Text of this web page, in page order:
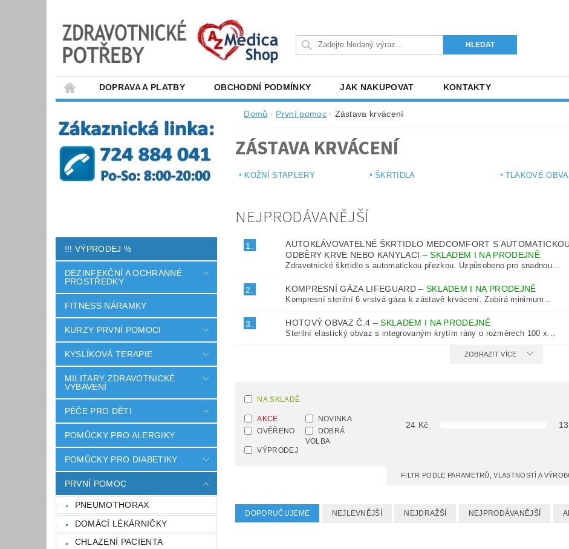
DOPRAVA A PLATBY OBCHODNÍ PODMÍNKY JAK NAKUPOVAT KONTAKTY
!!! VÝPRODEJ %
DEZINFEKČNÍ A OCHRANNÉ
PROSTŘEDKY
FITNESS NÁRAMKY
KURZY PRVNÍ POMOCI
KYSLÍKOVÁ TERAPIE
MILITARY ZDRAVOTNICKÉ
VYBAVENÍ
PÉČE PRO DĚTI
POMŮCKY PRO ALERGIKY
POMŮCKY PRO DIABETIKY
PRVNÍ POMOC
PNEUMOTHORAX
DOMÁCÍ LÉKÁRNIČKY
CHLAZENÍ PACIENTA
Domů První pomoc Zástava krvácení
ZÁSTAVA KRVÁCENÍ
KOŽNÍ STAPLERY ŠKRTIDLA TLAKOVÉ
NEJPRODÁVANĚJŠÍ
1.
AUTOKLÁVOVATELNÉ ŠKRTIDLO MEDCOMFORT S
ODBĚRY KRVE NEBO KANYLACI –SKLADEM I NA PRODEJNĚ
Zdravotnické škrtidlo s automatickou přezkou. Uzpůsobeno pro snadnou...
2. KOMPRESNÍ GÁZA LIFEGUARD– SKLADEM I NA PRODEJNĚ
Kompresní sterilní 6 vrstvá gáza k zástavě krvácení. Zabírá minimum...
3. HOTOVÝ OBVAZ Č.4 –SKLADEM I NA PRODEJNĚ
Sterilní elastický obvaz s integrovaným krytím rány o rozměrech 100 x...
ZOBRAZIT VÍCE
NA SKLADĚ
AKCE
NOVINKA
OVĚŘENO
DOBRÁ
VOLBA
VÝPRODEJ
24 Kč
FILTR PODLE PARAMETRŮ, VLASTNOSTÍ A
DOPORUČUJEME NEJLEVNĚJŠÍ NEJDRAŽŠÍ NEJPRODÁVANĚJŠÍ